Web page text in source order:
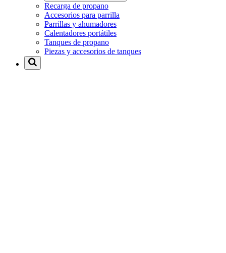
Recarga de propano
Accesorios para parrilla
Parrillas y ahumadores
Calentadores portátiles
Tanques de propano
Piezas y accesorios de tanques